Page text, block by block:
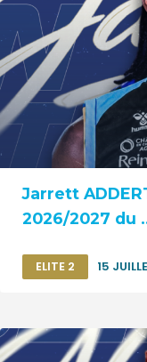
Jarrett
2026/2027 du
ELITE 2 15